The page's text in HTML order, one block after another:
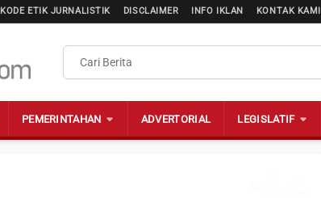
KODE ETIK JURNALISTIK DISCLAIMER INFO IKLAN KONTAK KAMI
PEMERINTAHAN ADVERTORIAL LEGISLATIF